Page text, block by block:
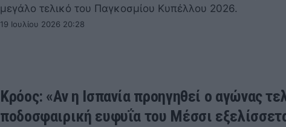
μεγάλο τελικό του Παγκοσμίου Κυπέλλου 2026.
19 Ιουλίου 2026 20:28
Κρόος: «Αν η Ισπανία προηγηθεί ο αγώνας
ποδοσφαιρική ευφυΐα του Μέσσι